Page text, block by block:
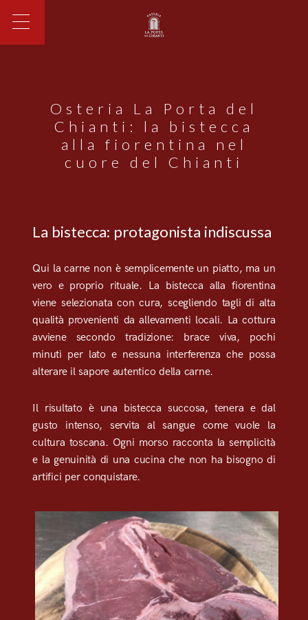
Osteria La Porta del
Chianti: la bistecca
alla fiorentina nel
cuore del Chianti
La bistecca: protagonista indiscussa
Qui la carne non è semplicemente un piatto, ma un
vero e proprio rituale. La bistecca alla fiorentina
viene selezionata con cura, scegliendo tagli di alta
qualità provenienti da allevamenti locali. La cottura
avviene secondo tradizione: brace viva, pochi
minuti per lato e nessuna interferenza che possa
alterare il sapore autentico della carne.
Il risultato è una bistecca succosa, tenera e dal
gusto intenso, servita al sangue come vuole la
cultura toscana. Ogni morso racconta la semplicità
e la genuinità di una cucina che non ha bisogno di
artifici per conquistare.